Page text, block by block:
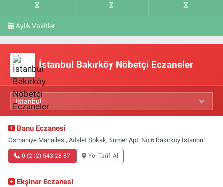
Aylık Vakitler
İstanbul Bakırköy Nöbetçi Eczaneler
Banu Eczanesi
Osmaniye Mahallesi, Adalet Sokak, Sümer Apt. No:6 Bakırköy İstanbul
0 (212) 543 28 87 Yol Tarifi Al
Ekşinar Eczanesi